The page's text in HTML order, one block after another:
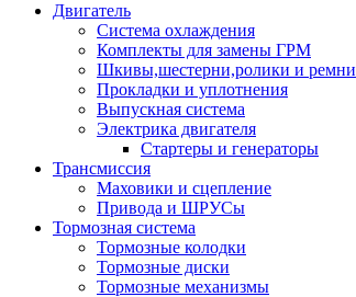
Двигатель
Система охлаждения
Комплекты для замены ГРМ
Шкивы,шестерни,ролики и ремни
Прокладки и уплотнения
Выпускная система
Электрика двигателя
Стартеры и генераторы
Трансмиссия
Маховики и сцепление
Привода и ШРУСы
Тормозная система
Тормозные колодки
Тормозные диски
Тормозные механизмы